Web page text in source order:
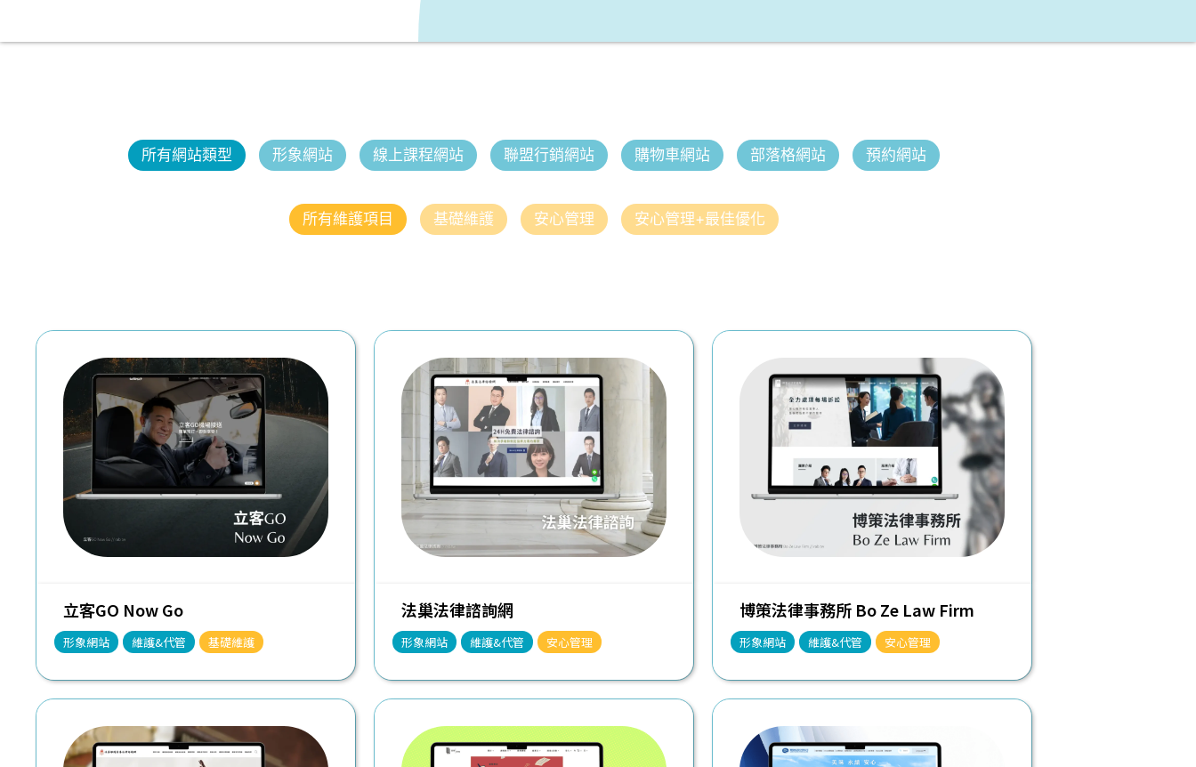
所有網站類型 形象網站 線上課程網站 聯盟行銷網站 購物車網站 部落格網站 預約網站
所有維護項目 基礎維護 安心管理 安心管理+最佳優化
立客GO Now Go
形象網站 維護&代管 基礎維護
法巢法律諮詢網
形象網站 維護&代管 安心管理
博策法律事務所 Bo Ze Law Firm
形象網站 維護&代管 安心管理